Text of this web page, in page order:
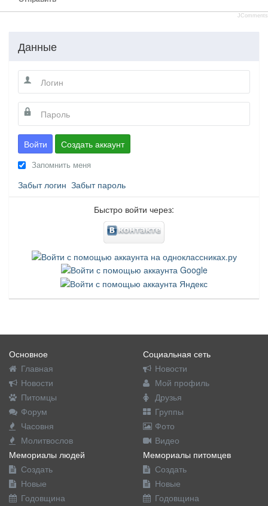
JComments
Данные
Войти Создать аккаунт
Запомнить меня
Забыт логин Забыт пароль
Быстро войти через:
Основное
Главная
Новости
Питомцы
Форум
Часовня
Молитвослов
Социальная сеть
Новости
Мой профиль
Друзья
Группы
Фото
Видео
Мемориалы людей
Создать
Новые
Годовщина
Мемориалы питомцев
Создать
Новые
Годовщина